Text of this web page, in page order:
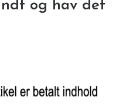
og hav det